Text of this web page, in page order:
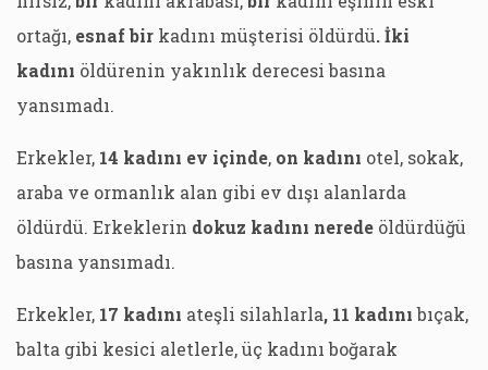
ortağı, esnaf bir kadını müşterisi öldürdü. İki
kadını öldürenin yakınlık derecesi basına
yansımadı.
Erkekler, 14 kadını ev içinde, on kadını otel, sokak,
araba ve ormanlık alan gibi ev dışı alanlarda
öldürdü. Erkeklerin dokuz kadını nerede öldürdüğü
basına yansımadı.
Erkekler, 17 kadını ateşli silahlarla, 11 kadınıbıçak,
balta gibi kesici aletlerle, üç kadını boğarak